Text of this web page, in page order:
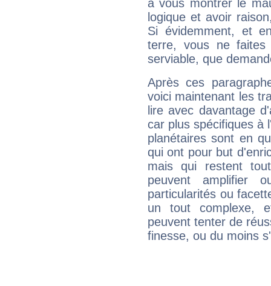
à vous montrer le
logique et avoir
Si évidemment, et
terre, vous ne
serviable, que
Après ces
voici maintenant les
lire avec davantage
car plus spécifiques à
planétaires sont en
qui ont pour but
mais qui restent
peuvent amplifier
particularités ou
un tout complexe,
peuvent tenter de
finesse, ou du moins